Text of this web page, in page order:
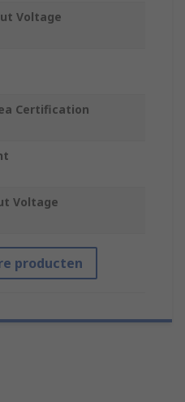
Voltage
Certification
Voltage
producten